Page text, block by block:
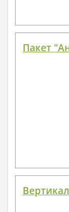
Пакет